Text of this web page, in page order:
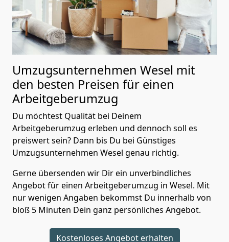
Umzugsunternehmen Wesel mit
den besten Preisen für einen
Arbeitgeberumzug
Du möchtest Qualität bei Deinem
Arbeitgeberumzug erleben und dennoch soll es
preiswert sein? Dann bis Du bei Günstiges
Umzugsunternehmen Wesel genau richtig.
Gerne übersenden wir Dir ein unverbindliches
Angebot für einen Arbeitgeberumzug in Wesel. Mit
nur wenigen Angaben bekommst Du innerhalb von
bloß 5 Minuten Dein ganz persönliches Angebot.
Kostenloses Angebot erhalten